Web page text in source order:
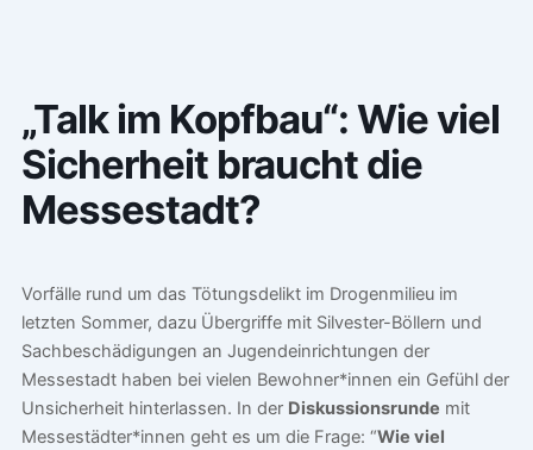
„Talk im Kopfbau“: Wie viel
Sicherheit braucht die
Messestadt?
Vorfälle rund um das Tötungsdelikt im Drogenmilieu im
letzten Sommer, dazu Übergriffe mit Silvester-Böllern und
Sachbeschädigungen an Jugendeinrichtungen der
Messestadt haben bei vielen Bewohner*innen ein Gefühl der
Unsicherheit hinterlassen. In der Diskussionsrunde mit
Messestädter*innen geht es um die Frage: “Wie viel